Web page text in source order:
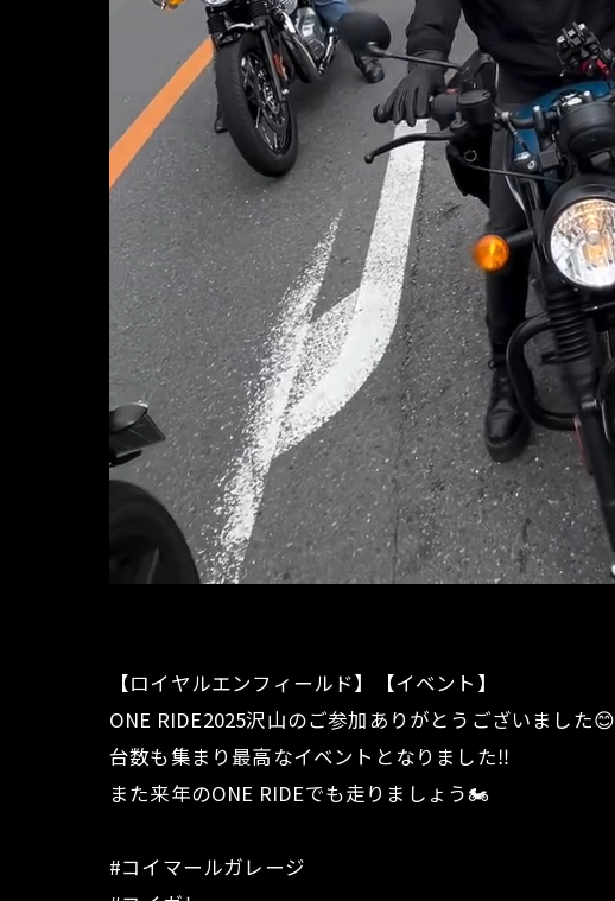
【ロイヤルエンフィールド】【イベント】
ONE RIDE2025沢山のご参加ありがとうございました😊
台数も集まり最高なイベントとなりました‼︎
また来年のONE RIDEでも走りましょう🏍️
#コイマールガレージ